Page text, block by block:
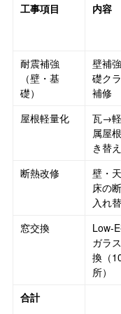
工事項目 内容
耐震補強
（壁・基
礎）
壁補
礎ク
補修
屋根軽量化
瓦→
属屋
き替え
断熱改修
壁・
床の
入れ
窓交換
Low-
ガラ
換（
所）
合計